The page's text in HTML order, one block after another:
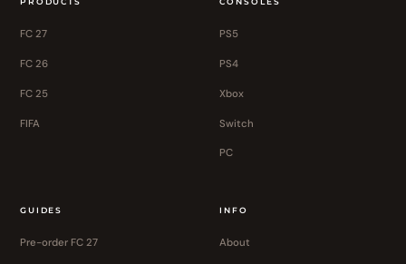
FC 27
FC 26
FC 25
FIFA
PS5
PS4
Xbox
Switch
PC
GUIDES
Pre-order FC 27
INFO
About